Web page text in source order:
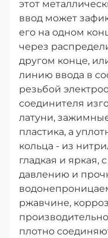
этот
ввод может
его на одном
через
другом конце,
линию ввода в
резьбой
соединителя
латуни,
пластика, а
кольца - из
гладкая и
давлению и
ржавчине,
плотно